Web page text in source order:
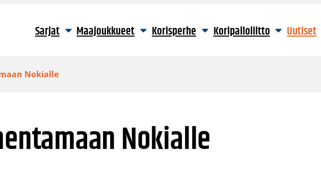
Sarjat Maajoukkueet Korisperhe Koripalloliitto Uutiset
Nokialle
Nokialle